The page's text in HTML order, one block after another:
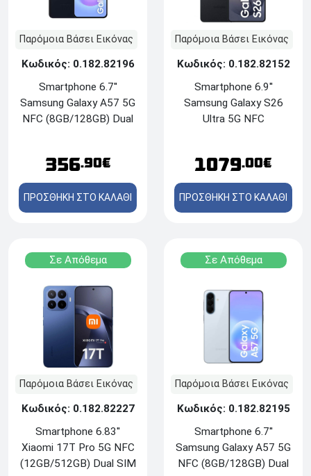
Παρόμοια Βάσει Εικόνας
Κωδικός: 0.182.82196
Smartphone 6.7''
Samsung Galaxy A57 5G
NFC (8GB/128GB) Dual
356.90€
ΠΡΟΣΘΗΚΗ ΣΤΟ ΚΑΛΑΘΙ
Παρόμοια Βάσει Εικόνας
Κωδικός: 0.182.82152
Smartphone 6.9''
Samsung Galaxy S26
Ultra 5G NFC
1079.00€
ΠΡΟΣΘΗΚΗ ΣΤΟ ΚΑΛΑΘΙ
Σε Απόθεμα
Παρόμοια Βάσει Εικόνας
Κωδικός: 0.182.82227
Smartphone 6.83''
Xiaomi 17T Pro 5G NFC
(12GB/512GB) Dual SIM
Σε Απόθεμα
Παρόμοια Βάσει Εικόνας
Κωδικός: 0.182.82195
Smartphone 6.7''
Samsung Galaxy A57 5G
NFC (8GB/128GB) Dual